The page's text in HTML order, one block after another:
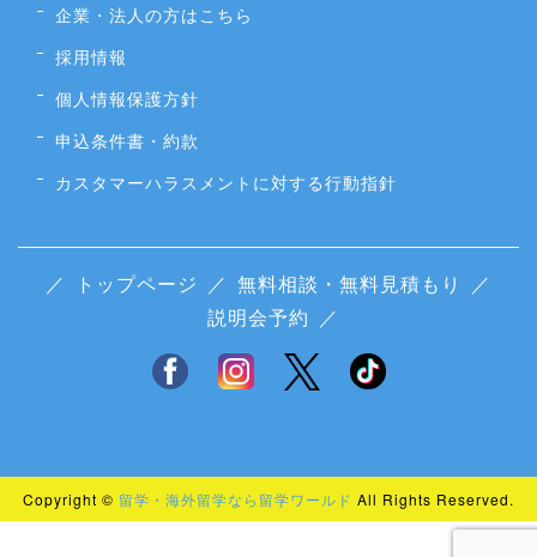
企業・法人の方はこちら
採用情報
個人情報保護方針
申込条件書・約款
カスタマーハラスメントに対する行動指針
／ トップページ ／ 無料相談・無料見積もり
／
説明会予約 ／
Copyright © 留学・海外留学なら留学ワールド All Rights Reserved.